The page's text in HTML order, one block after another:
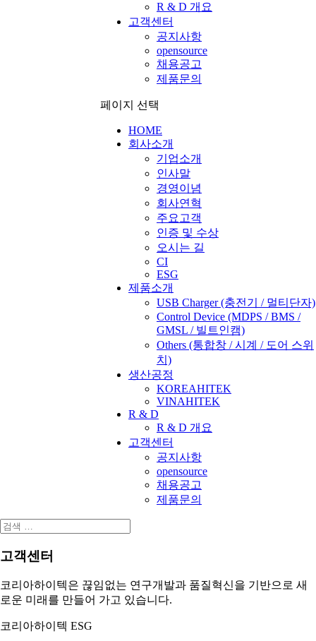
R & D 개요
고객센터
공지사항
opensource
채용공고
제품문의
페이지 선택
HOME
회사소개
기업소개
인사말
경영이념
회사연혁
주요고객
인증 및 수상
오시는 길
CI
ESG
제품소개
USB Charger(충전기 / 멀티단자)
Control Device (MDPS / BMS /
GMSL / 빌트인캠)
Others (통합창 / 시계 / 도어 스위
치)
생산공정
KOREAHITEK
VINAHITEK
R & D
R & D 개요
고객센터
공지사항
opensource
채용공고
제품문의
고객센터
코리아하이텍은 끊임없는 연구개발과 품질혁신을 기반으로 새
로운 미래를 만들어 가고 있습니다.
코리아하이텍 ESG